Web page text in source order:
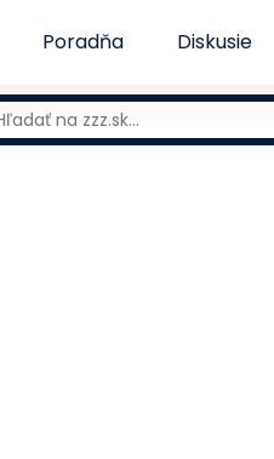
Poradňa Diskusie